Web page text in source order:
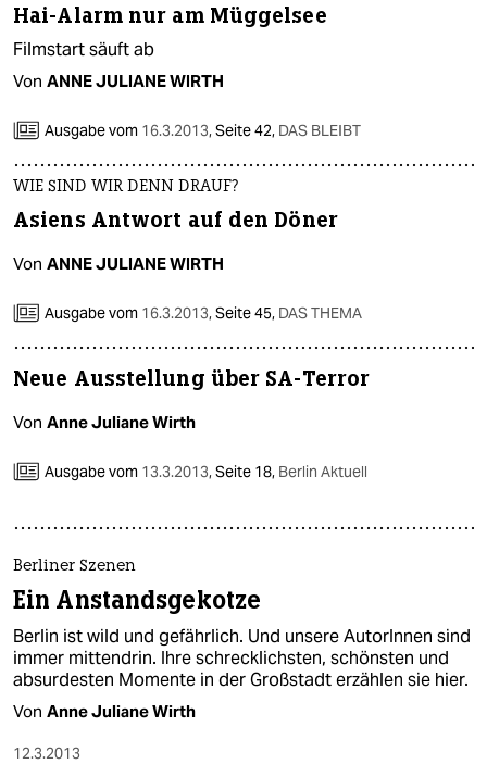
Hai-Alarm nur am Müggelsee
Filmstart säuft ab
Von ANNE JULIANE WIRTH
Ausgabe vom 16.3.2013,Seite 42, DAS BLEIBT
WIE SIND WIR DENN DRAUF?
Asiens Antwort auf den Döner
Von ANNE JULIANE WIRTH
Ausgabe vom 16.3.2013,Seite 45, DAS THEMA
Neue Ausstellung über SA-Terror
Von Anne Juliane Wirth
Ausgabe vom 13.3.2013,Seite 18, Berlin Aktuell
Berliner Szenen
Ein Anstandsgekotze
Berlin ist wild und gefährlich. Und unsere AutorInnen sind
immer mittendrin. Ihre schrecklichsten, schönsten und
absurdesten Momente in der Großstadt erzählen sie hier.
Von Anne Juliane Wirth
12.3.2013